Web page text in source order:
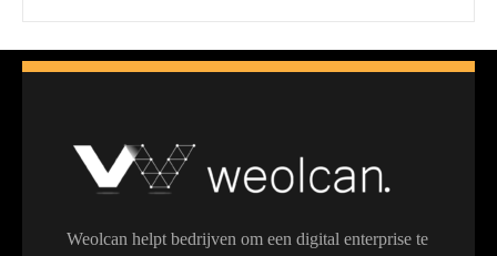
Weolcan helpt bedrijven om een digital enterprise te